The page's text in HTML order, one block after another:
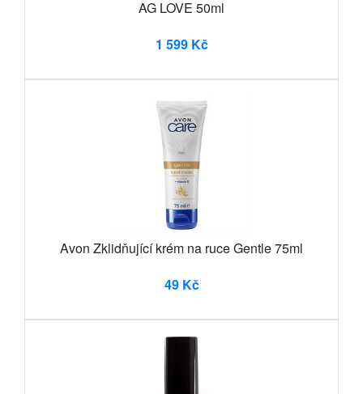
AG LOVE 50ml
1 599 Kč
Avon Zklidňující krém na ruce Gentle 75ml
49 Kč